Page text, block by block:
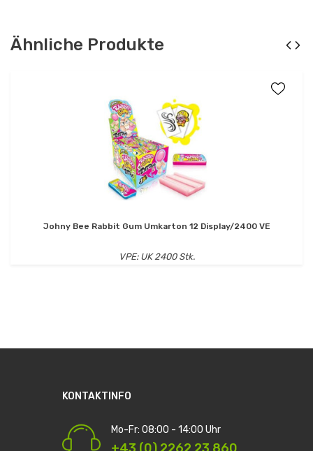
Ähnliche Produkte
Johny Bee Rabbit Gum Umkarton 12 Display/2400 VE
VPE: UK 2400 Stk.
KONTAKTINFO
Mo-Fr: 08:00 - 14:00 Uhr
+43 (0) 2262 23 860